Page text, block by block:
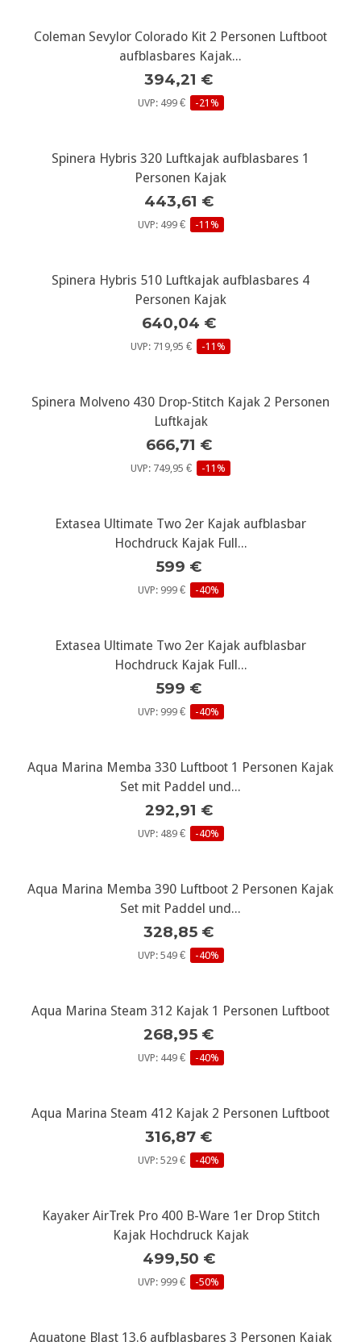
Coleman Sevylor Colorado Kit 2 Personen Luftboot
aufblasbares Kajak...
394,21 €
UVP: 499 € -21%
Spinera Hybris 320 Luftkajak aufblasbares 1
Personen Kajak
443,61 €
UVP: 499 € -11%
Spinera Hybris 510 Luftkajak aufblasbares 4
Personen Kajak
640,04 €
UVP: 719,95 € -11%
Spinera Molveno 430 Drop-Stitch Kajak 2 Personen
Luftkajak
666,71 €
UVP: 749,95 € -11%
Extasea Ultimate Two 2er Kajak aufblasbar
Hochdruck Kajak Full...
599 €
UVP: 999 € -40%
Extasea Ultimate Two 2er Kajak aufblasbar
Hochdruck Kajak Full...
599 €
UVP: 999 € -40%
Aqua Marina Memba 330 Luftboot 1 Personen Kajak
Set mit Paddel und...
292,91 €
UVP: 489 € -40%
Aqua Marina Memba 390 Luftboot 2 Personen Kajak
Set mit Paddel und...
328,85 €
UVP: 549 € -40%
Aqua Marina Steam 312 Kajak 1 Personen Luftboot
268,95 €
UVP: 449 € -40%
Aqua Marina Steam 412 Kajak 2 Personen Luftboot
316,87 €
UVP: 529 € -40%
Kayaker AirTrek Pro 400 B-Ware 1er Drop Stitch
Kajak Hochdruck Kajak
499,50 €
UVP: 999 € -50%
Aquatone Blast 13.6 aufblasbares 3 Personen Kajak